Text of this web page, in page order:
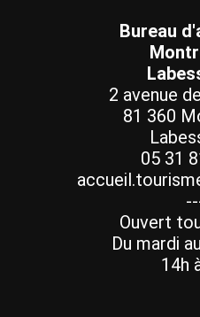
Bureau
2 avenue
81 360
05 31
Ouvert
Du mardi
14h